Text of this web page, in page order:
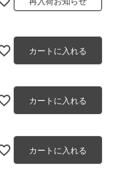
カートに入れる
カートに入れる
カートに入れる